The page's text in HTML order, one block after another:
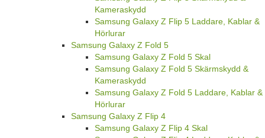
Kameraskydd
Samsung Galaxy Z Flip 5 Laddare, Kablar &
Hörlurar
Samsung Galaxy Z Fold 5
Samsung Galaxy Z Fold 5 Skal
Samsung Galaxy Z Fold 5 Skärmskydd &
Kameraskydd
Samsung Galaxy Z Fold 5 Laddare, Kablar &
Hörlurar
Samsung Galaxy Z Flip 4
Samsung Galaxy Z Flip 4 Skal